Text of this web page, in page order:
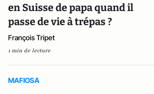
en Suisse de papa quand il
passe de vie à trépas ?
François Tripet
1 min de lecture
MAFIOSA